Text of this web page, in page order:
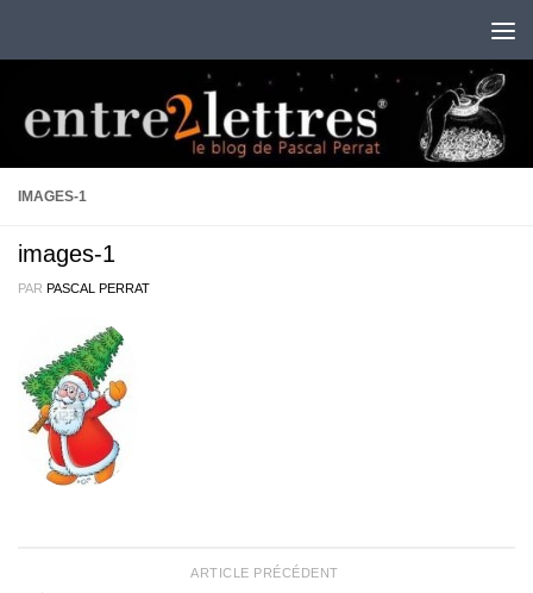
IMAGES-1
images-1
PAR PASCAL PERRAT
ARTICLE PRÉCÉDENT